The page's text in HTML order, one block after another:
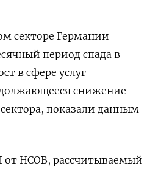
секторе Германии
период спада в
в сфере услуг
снижение
показали данным
HCOB, рассчитываемый